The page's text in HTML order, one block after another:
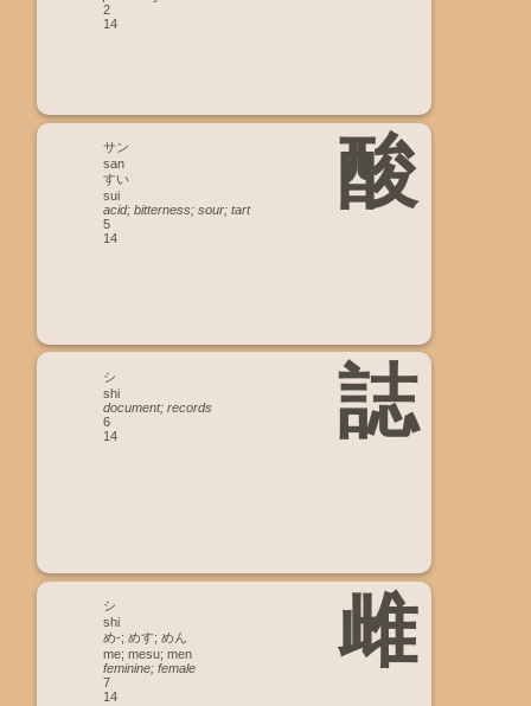
2
14
酸
サン
san
すい
sui
acid; bitterness; sour; tart
5
14
誌
シ
shi
document; records
6
14
雌
シ
shi
め-; めす; めん
me; mesu; men
feminine; female
7
14